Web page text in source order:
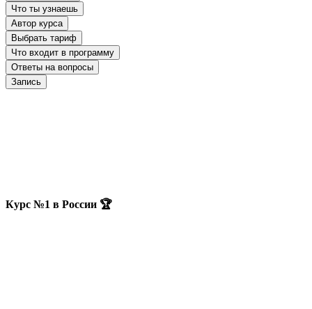
Что ты узнаешь
Автор курса
Выбрать тариф
Что входит в программу
Ответы на вопросы
Запись
Курс №1 в России 🏆